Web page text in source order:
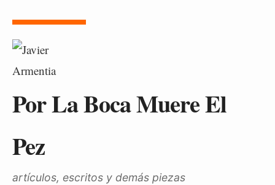
Por La Boca Muere El
Pez
artículos, escritos y demás piezas